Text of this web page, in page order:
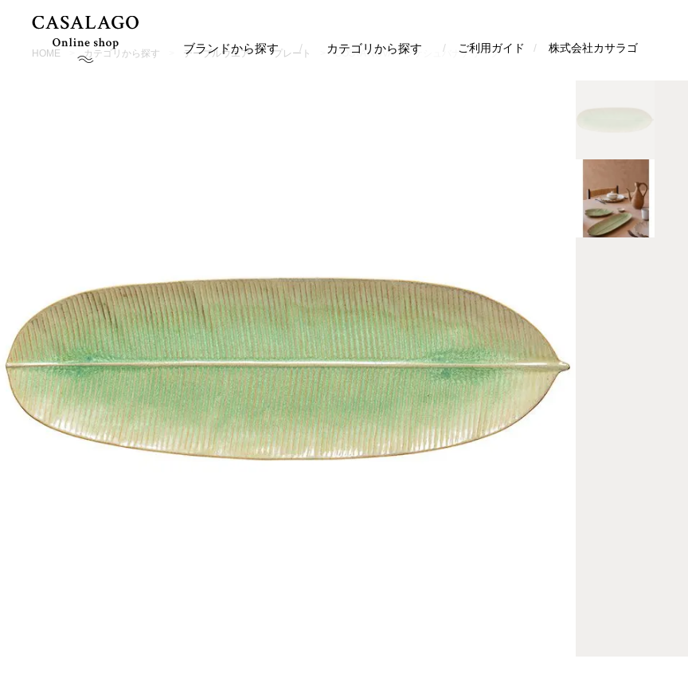
ブランドから探す カテゴリから探す ご利用ガイド 株式会社カサラゴ
HOME カテゴリから探す テーブルウエア プレート COSTA NOVAマラケシュバナナリーフ